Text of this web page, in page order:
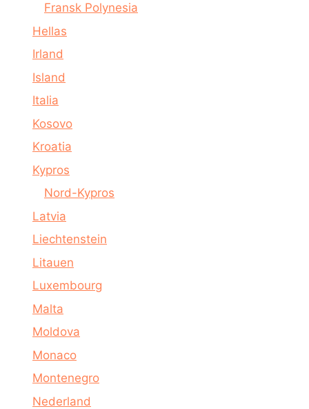
Fransk Polynesia
Hellas
Irland
Island
Italia
Kosovo
Kroatia
Kypros
Nord-Kypros
Latvia
Liechtenstein
Litauen
Luxembourg
Malta
Moldova
Monaco
Montenegro
Nederland